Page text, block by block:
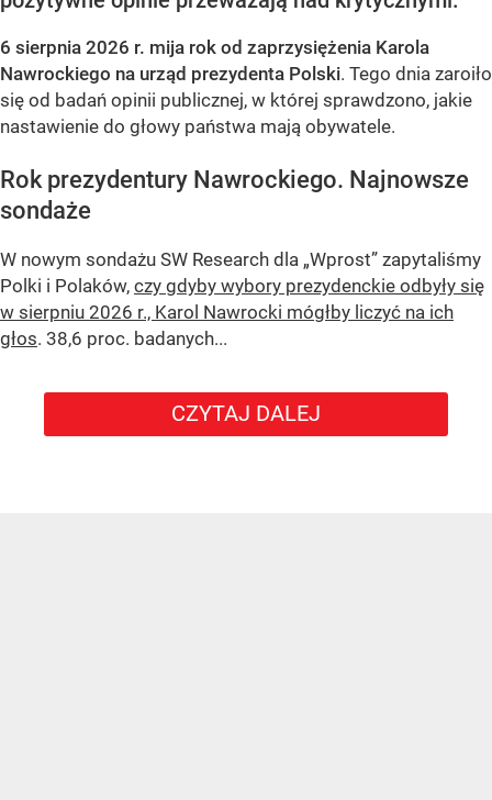
6 sierpnia 2026 r. mija rok od zaprzysiężenia Karola
Nawrockiego na urząd prezydenta Polski. Tego dnia zaroiło
się od badań opinii publicznej, w której sprawdzono, jakie
nastawienie do głowy państwa mają obywatele.
Rok prezydentury Nawrockiego. Najnowsze
sondaże
W nowym sondażu SW Research dla „Wprost” zapytaliśmy
Polki i Polaków, czy gdyby wybory prezydenckie odbyły się
w sierpniu 2026 r., Karol Nawrocki mógłby liczyć na ich
głos. 38,6 proc. badanych...
CZYTAJ DALEJ